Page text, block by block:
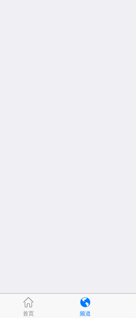
首页 频道